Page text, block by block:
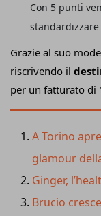
Grazie al suo
riscrivendo il
per un fatturato di
dalle 8 del
(colazione,
un'offerta
fasti degli anni
pilastri del
Con 5 punti
A Torino
glamour
Ginger,
Brucio